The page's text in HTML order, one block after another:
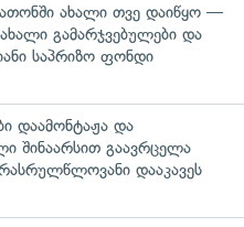
ახალი თვე დაიწყო —
გამარჯვებულები და
საპრიზო ფონდი
დაამონტაჟა და
შინაარსით გაავრცელა
დააკავეს